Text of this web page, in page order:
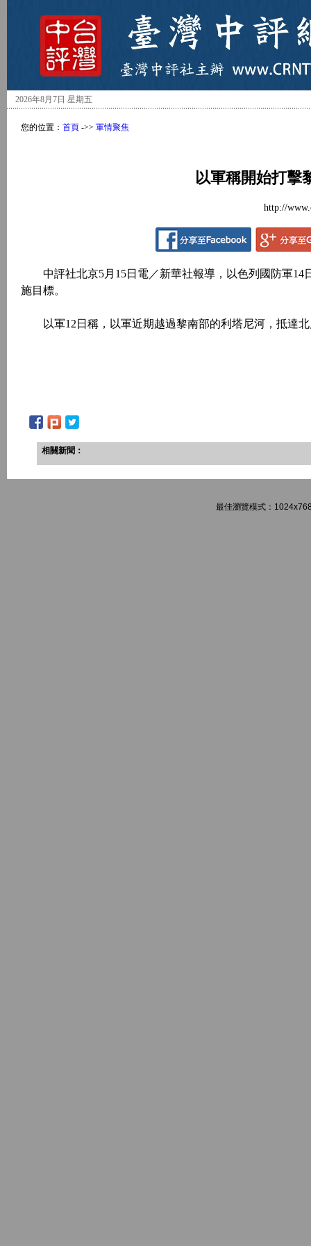
2026年8月7日 星期五
您的位置： 首頁 ->> 軍情聚焦
以軍稱開始打擊
http://
中評社北京5月15日電／新華社報導，以色列國防軍14
施目標。
以軍12日稱，以軍近期越過黎南部的利塔尼河，抵達北
相關新聞：
最佳瀏覽模式：